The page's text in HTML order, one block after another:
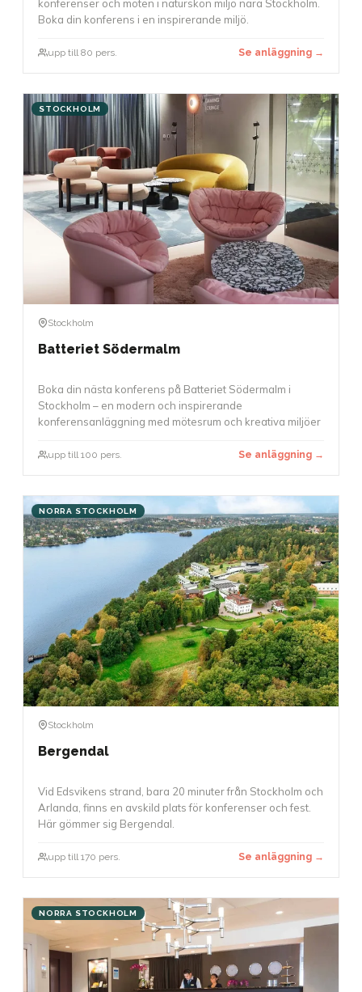
konferenser och möten i naturskön miljö nära Stockholm.
Boka din konferens i en inspirerande miljö.
upp till 80 pers. Se anläggning →
STOCKHOLM
Stockholm
Batteriet Södermalm
Boka din nästa konferens på Batteriet Södermalm i
Stockholm – en modern och inspirerande
konferensanläggning med mötesrum och kreativa miljöer
upp till 100 pers. Se anläggning →
NORRA STOCKHOLM
Stockholm
Bergendal
Vid Edsvikens strand, bara 20 minuter från Stockholm och
Arlanda, finns en avskild plats för konferenser och fest.
Här gömmer sig Bergendal.
upp till 170 pers. Se anläggning →
NORRA STOCKHOLM